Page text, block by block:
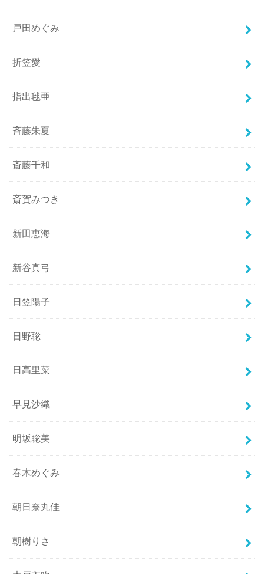
戸田めぐみ
折笠愛
指出毬亜
斉藤朱夏
斎藤千和
斎賀みつき
新田恵海
新谷真弓
日笠陽子
日野聡
日高里菜
早見沙織
明坂聡美
春木めぐみ
朝日奈丸佳
朝樹りさ